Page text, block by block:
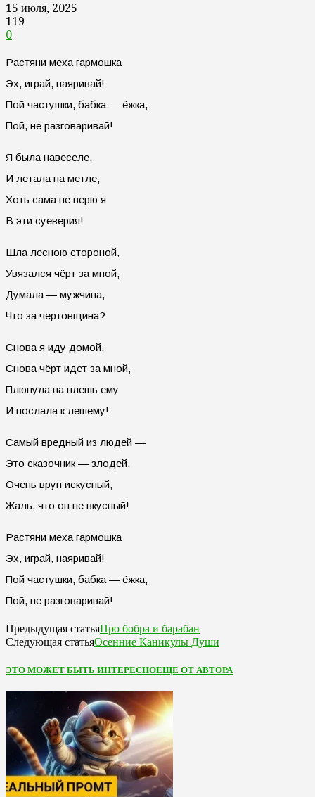
15 июля, 2025
119
0
Растяни меха гармошка
Эх, играй, наяривай!
Пой частушки, бабка — ёжка,
Пой, не разговаривай!
Я была навеселе,
И летала на метле,
Хоть сама не верю я
В эти суеверия!
Шла лесною стороной,
Увязался чёрт за мной,
Думала — мужчина,
Что за чертовщина?
Снова я иду домой,
Снова чёрт идет за мной,
Плюнула на плешь ему
И послала к лешему!
Самый вредный из людей —
Это сказочник — злодей,
Очень врун искусный,
Жаль, что он не вкусный!
Растяни меха гармошка
Эх, играй, наяривай!
Пой частушки, бабка — ёжка,
Пой, не разговаривай!
Предыдущая статьяПро бобра и барабан
Следующая статьяОсенние Каникулы Души
ЭТО МОЖЕТ БЫТЬ ИНТЕРЕСНОЕЩЕ ОТ АВТОРА